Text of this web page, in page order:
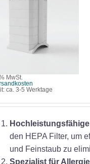
MwSt.
ca. 3-5 Werktage
den HEPA Filter, um
und Feinstaub zu
Spezialist für